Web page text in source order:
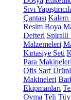
Sıvı
Çantası Kalem
Resim Boya
Defteri Spiralli
Malzemeleri
Kırtasiye Seti
Para Makineleri
Ofis Sarf
Makineleri
Ekipmanları
Ovma Teli